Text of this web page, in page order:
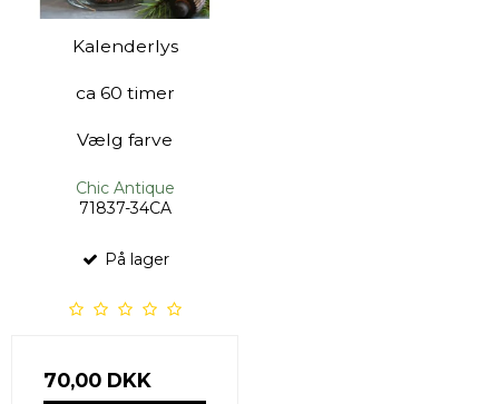
Kalenderlys
ca 60 timer
Vælg farve
Chic Antique
71837-34CA
På lager
70,00 DKK